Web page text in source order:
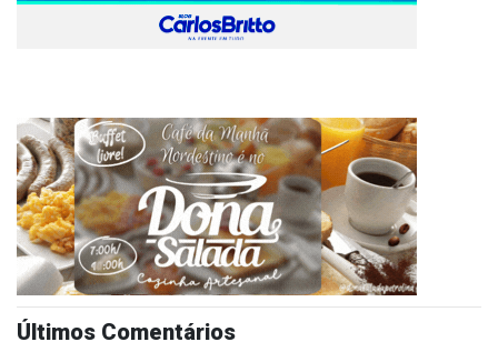
Últimos Comentários